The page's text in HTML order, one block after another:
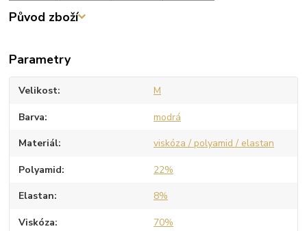
Původ zboží
Parametry
Velikost M
Barva modrá
Materiál viskóza / polyamid / elastan
Polyamid 22%
Elastan 8%
Viskóza 70%